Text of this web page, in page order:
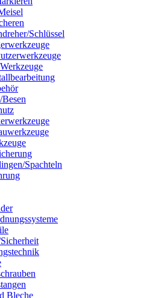
Schlüssel
Spachteln
Bleche